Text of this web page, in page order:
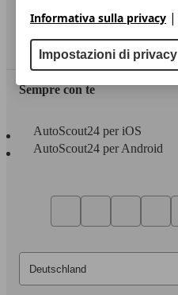
Servizi
Area rivenditori
Sempre con te
AutoScout24 per iOS
AutoScout24 per Android
Informativa sulla privacy |
Impostazioni di privacy